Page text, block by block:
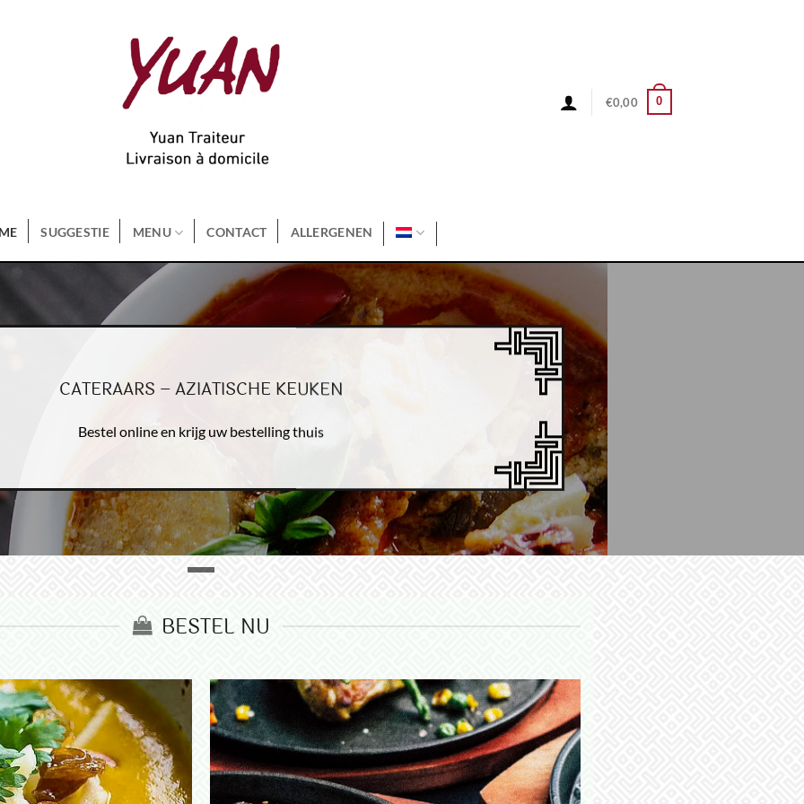
€0,00 0
SUGGESTIE MENU CONTACT ALLERGENEN
CATERAARS – AZIATISCHE KEUKEN
Bestel online en krijg uw bestelling thuis
BESTEL NU